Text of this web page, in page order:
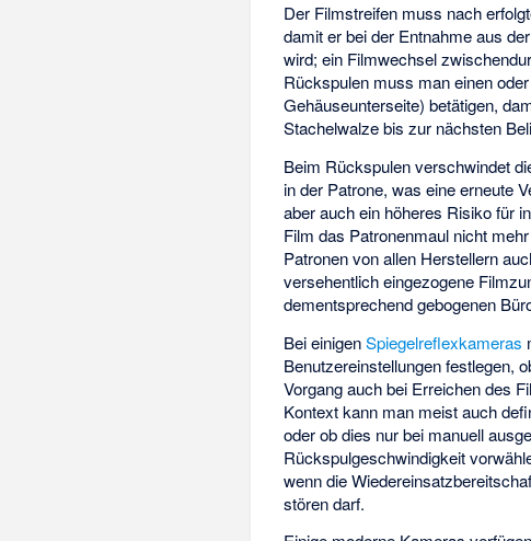
Der Filmstreifen muss nach
damit er bei der Entnahme aus
wird; ein Filmwechsel
Rückspulen muss man einen
Gehäuseunterseite) betätigen,
Stachelwalze bis zur nächsten
Beim Rückspulen verschwindet
in der Patrone, was eine erneute
aber auch ein höheres Risiko für
Film das Patronenmaul nicht
Patronen von allen Herstellern
versehentlich eingezogene
dementsprechend gebogenen
Bei einigenSpiegelreflexkameras
Benutzereinstellungen festlegen,
Vorgang auch bei Erreichen des
Kontext kann man meist auch
oder ob dies nur bei manuell
Rückspulgeschwindigkeit
wenn die
stören darf.